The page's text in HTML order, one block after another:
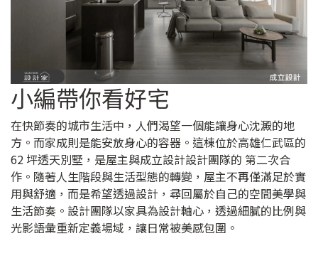
小編帶你看好宅
在快節奏的城市生活中，人們渴望一個能讓身心沈澱的地
方。而家成則是能安放身心的容器。這棟位於高雄仁武區的
62 坪透天別墅，是屋主與成立設計設計團隊的 第二次合
作。隨著人生階段與生活型態的轉變，屋主不再僅滿足於實
用與舒適，而是希望透過設計，尋回屬於自己的空間美學與
生活節奏。設計團隊以家具為設計軸心，透過細膩的比例與
光影語彙重新定義場域，讓日常被美感包圍。